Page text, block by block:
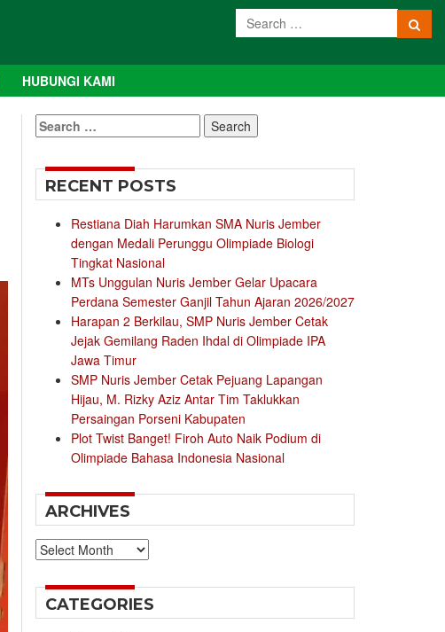
HUBUNGI KAMI
Search
for:
RECENT POSTS
Restiana Diah Harumkan SMA Nuris Jember
dengan Medali Perunggu Olimpiade Biologi
Tingkat Nasional
MTs Unggulan Nuris Jember Gelar Upacara
Perdana Semester Ganjil Tahun Ajaran 2026/2027
Harapan 2 Berkilau, SMP Nuris Jember Cetak
Jejak Gemilang Raden Ihdal di Olimpiade IPA
Jawa Timur
SMP Nuris Jember Cetak Pejuang Lapangan
Hijau, M. Rizky Aziz Antar Tim Taklukkan
Persaingan Porseni Kabupaten
Plot Twist Banget! Firoh Auto Naik Podium di
Olimpiade Bahasa Indonesia Nasional
ARCHIVES
Archives
CATEGORIES